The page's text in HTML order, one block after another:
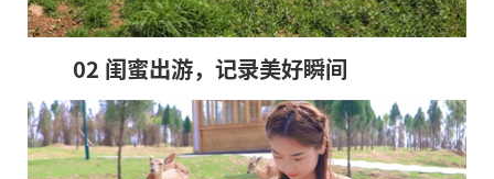
02 闺蜜出游，记录美好瞬间